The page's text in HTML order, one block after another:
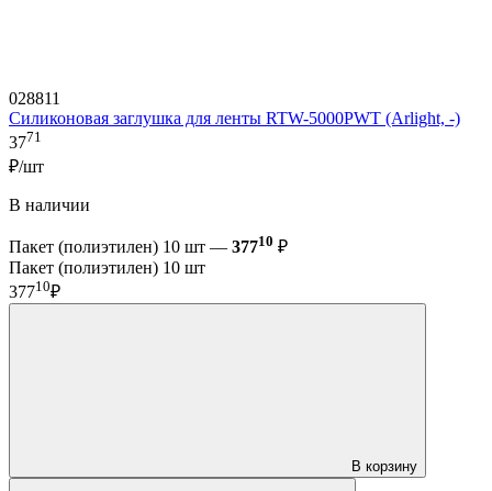
028811
Силиконовая заглушка для ленты RTW-5000PWT (Arlight, -)
3771
₽/шт
В наличии
Пакет (полиэтилен) 10 шт — 37710 ₽
Пакет (полиэтилен) 10 шт
37710₽
В корзину